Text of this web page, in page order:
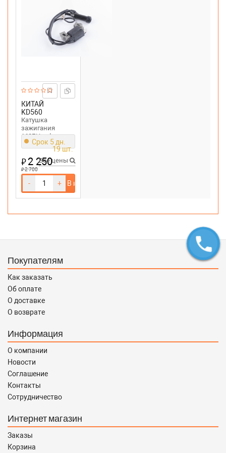
КИТАЙ
KD560
Катушка
зажигания
168F,Honda
GX120, GX160
Срок 5 дн.
19 шт.
₽2 250
₽2 700
Все цены
- + В корзину
Покупателям
Как заказать
Об оплате
О доставке
О возврате
Информация
О компании
Новости
Соглашение
Контакты
Сотрудничество
Интернет магазин
Заказы
Корзина